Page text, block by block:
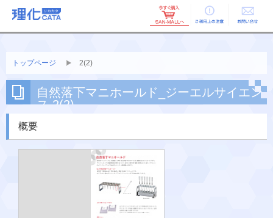
ご利用上の お問い合せ
トップページ 2(2)
自然落下マニホールド_ジーエルサイエン
ス 2(2)
概要